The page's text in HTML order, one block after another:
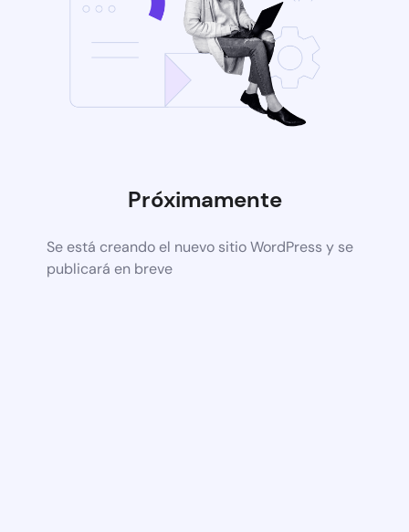
Próximamente
Se está creando el nuevo sitio WordPress y se
publicará en breve